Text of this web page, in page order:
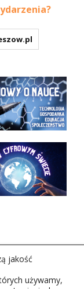
jakość
używamy,